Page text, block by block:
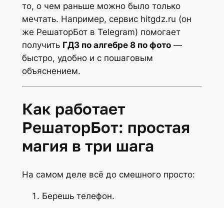
то, о чем раньше можно было только
мечтать. Например, сервис hitgdz.ru (он
же РешаторБот в Telegram) помогает
получить ГДЗ по алгебре 8 по фото—
быстро, удобно и с пошаговым
объяснением.
Как работает
РешаторБот: простая
магия в три шага
На самом деле всё до смешного просто:
Берешь телефон.